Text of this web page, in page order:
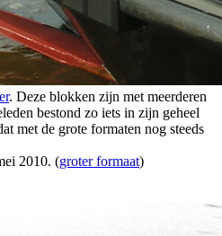
. Deze blokken zijn met meerderen
bestond zo iets in zijn geheel
met de grote formaten nog steeds
2010. (groter formaat)